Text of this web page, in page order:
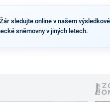
sledujte online v našem
sněmovny v jiných letech.